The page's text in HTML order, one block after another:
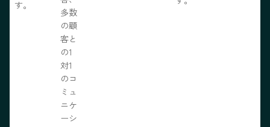
す。
多数
の顧
客と
の1
対1
のコ
ミュ
ニケ
ーシ